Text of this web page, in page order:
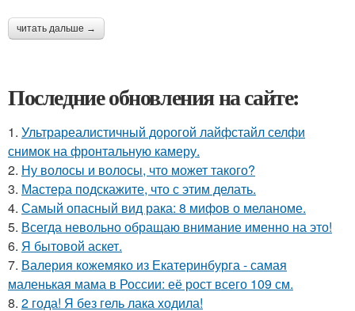
читать дальше →
Последние обновления на сайте:
1. Ультрареалистичный дорогой лайфстайл селфи
снимок на фронтальную камеру.
2. Ну волосы и волосы, что может такого?
3. Мастера подскажите, что с этим делать.
4. Самый опасный вид рака: 8 мифов о меланоме.
5. Всегда невольно обращаю внимание именно на это!
6. Я бытовой аскет.
7. Валерия кожемяко из Екатеринбурга - самая
маленькая мама в России: её рост всего 109 см.
8. 2 года! Я без гель лака ходила!